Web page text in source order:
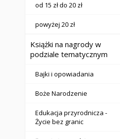
od 15 zł do 20 zł
powyżej 20 zł
Książki na nagrody w
podziale tematycznym
Bajki i opowiadania
Boże Narodzenie
Edukacja przyrodnicza -
Życie bez granic